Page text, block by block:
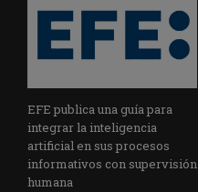
EFE publica una guía para
integrar la inteligencia
artificial en sus procesos
informativos con supervisión
humana